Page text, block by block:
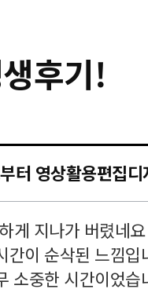
후기!
게 지나가 버렸네
간이 순삭된 느낌
소중한 시간이었